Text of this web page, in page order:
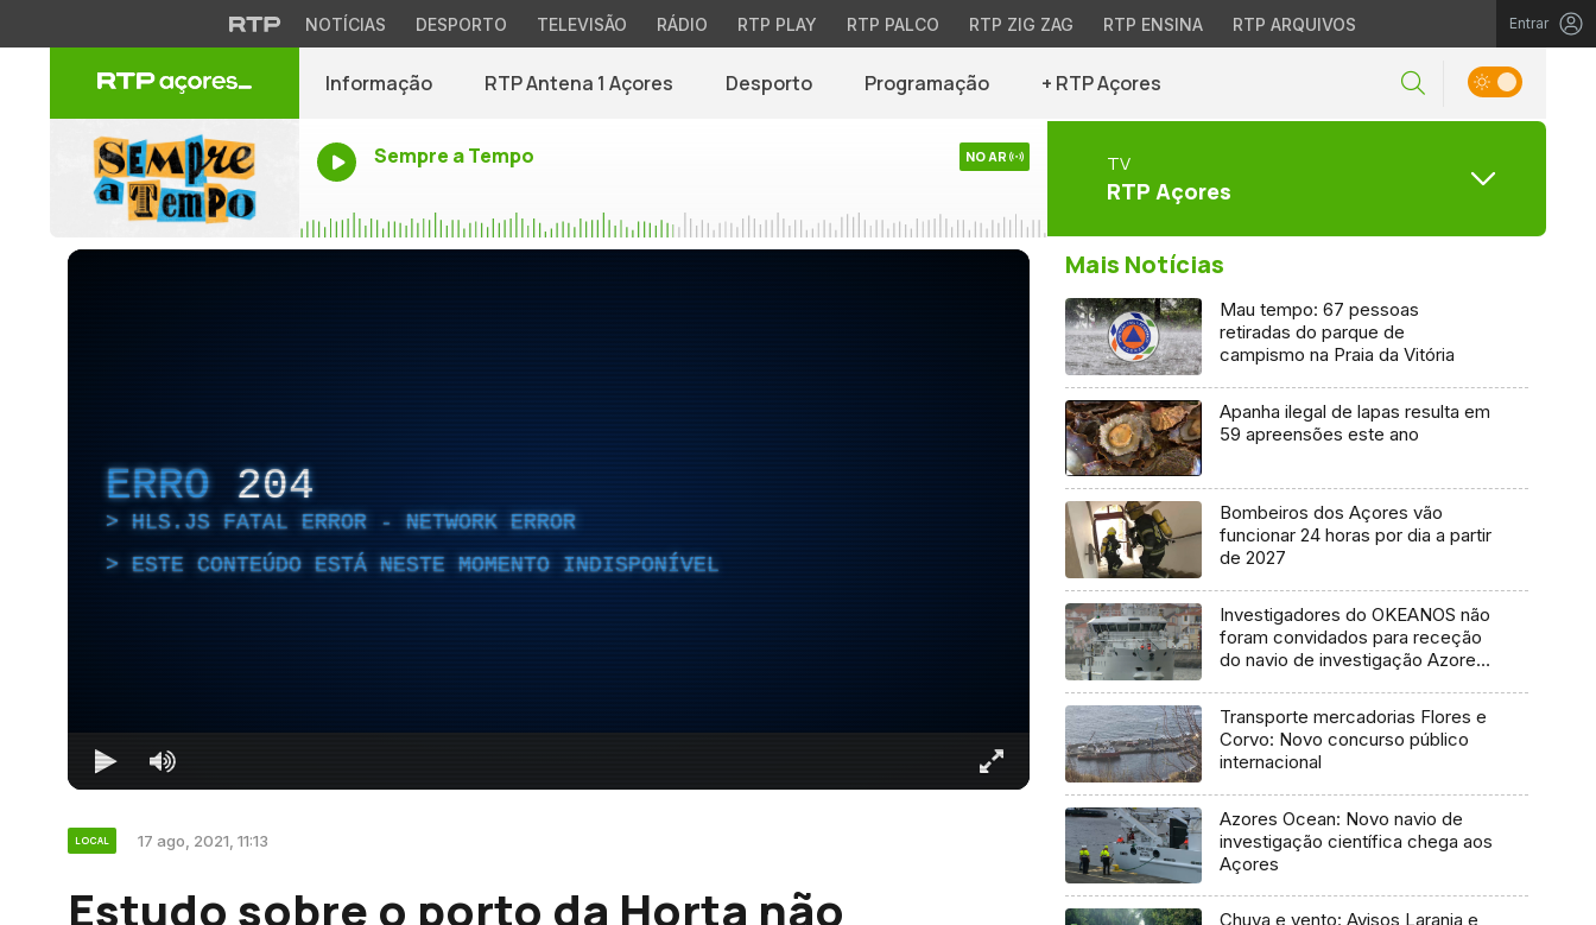
NOTÍCIAS DESPORTO TELEVISÃO RÁDIO RTP PLAY RTP PALCO RTP ZIG ZAG RTP ENSINA RTP ARQUIVOS Entrar
Informação RTP Antena 1 Açores Desporto Programação + RTP Açores
Sempre a Tempo NO AR TV
RTP Açores
ERRO 204
HLS.JS FATAL ERROR - NETWORK ERROR
ESTE CONTEÚDO ESTÁ NESTE MOMENTO INDISPONÍVEL
LOCAL 17 ago, 2021, 11:13
Estudo sobre o porto da Horta não
Mais Notícias
Mau tempo: 67 pessoas
retiradas do parque de
campismo na Praia da Vitória
Apanha ilegal de lapas resulta em
59 apreensões este ano
Bombeiros dos Açores vão
funcionar 24 horas por dia a partir
de 2027
Investigadores do OKEANOS não
foram convidados para receção
do navio de investigação Azores
Transporte mercadorias Flores e
Corvo: Novo concurso público
internacional
Azores Ocean: Novo navio de
investigação científica chega aos
Açores
Chuva e vento: Avisos Laranja e